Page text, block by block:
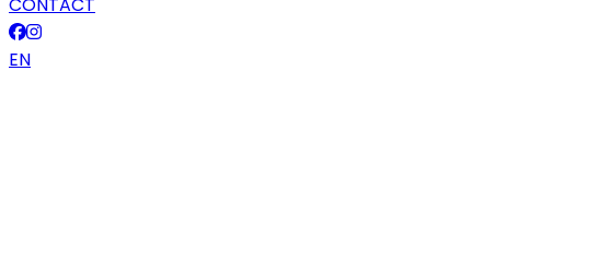
EN